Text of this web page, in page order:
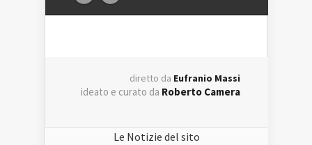
diretto da Eufranio Massi
ideato e curato da Roberto Camera
Le Notizie del sito